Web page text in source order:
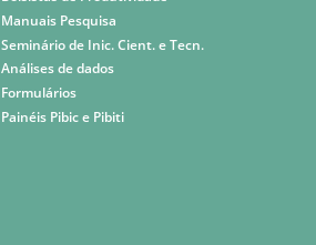
Manuais Pesquisa
Seminário de Inic. Cient. e Tecn.
Análises de dados
Formulários
Painéis Pibic e Pibiti